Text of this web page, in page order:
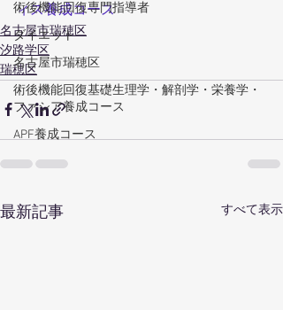
術後機能回復専門指導者
ダイエット
名古屋市瑞穂区
術後機能回復基礎生理学・解剖学・栄養学・
ファシア養成コース
APF養成コース
ィス養成コース
名古屋市瑞穂区
汐路学区
瑞穂区
最新記事 すべて表示